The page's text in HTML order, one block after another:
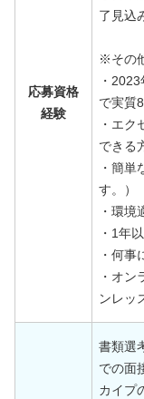
応募資格
経験
了見込
※その
・
で実質
・エ
できる
・簡
す。）
・環境
・1年
・何事
・オ
ンレッ
書類選
での面
カイプ